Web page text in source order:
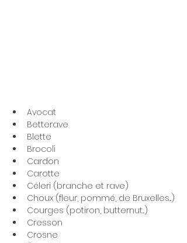
Avocat
Betterave
Blette
Brocoli
Cardon
Carotte
Céleri (branche et rave)
Choux (fleur, pommé, de Bruxelles...)
Courges (potiron, butternut...)
Cresson
Crosne